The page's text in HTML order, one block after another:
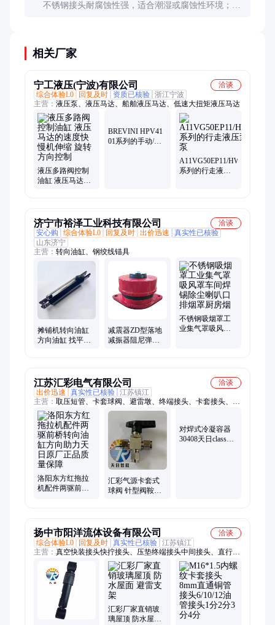
不锈钢接头耐腐蚀性强，适合潮湿或腐蚀性环境；合
相关厂家
宁工液压(宁波)有限公司
洽谈
综合体验L0
回复及时 资质已核验 浙江宁波
主营： 液压泵、液压马达、船舶液压马达、低速大扭矩液压马达
液压多路阀控制
油缸 液压马达的
BREVINI HPV41
01系列的手动/电
A11VG50EP11/HW/HZ/EZ/DA
系列的行走液压
济宁市裕泽工业科技有限公司
洽谈
安心购
综合体验L0 回复及时 出价迅速
真实性已核验
山东济宁
主营： 转向油缸、钢绞线锚具
摊铺机转向油缸
方向油缸 找平提
减震器ZD型落地
减振器阻尼弹簧
不锈钢吸烟罩工
业集气罩吸风罩
江苏汇彩电气有限公司
洽谈
出价迅速
真实性已核验 江苏镇江
主营： 取压短管、卡套球阀、避雷墩、终端接头、卡套接头、防
雷墩支架、PVC防雷支架、TPO避雷墩支座、三防灯、母线槽、
彩钢桥架、等电位联接箱、防爆灯、玻璃钢复合桥架、小品灯、
三阀组、升降灯具、取样短管、护线套管、气源分配器、航空障
碍灯、太阳能杀虫灯、网络网格桥架、模压模锻阀门、冷凝容器
洛阳东方红拖拉
机配件两驱前桥
汇彩气源卡套式
球阀 针型阀鞍山
螺纹球阀 异径球
阀
对焊式冷凝容器
30408天日class
扬中市阳洋流体设备有限公司
洽谈
综合体验L0
回复及时 真实性已核验 江苏镇江
主营： 真空快装接头快拧接头、压垫终端接头中间接头、直行联
接头热电偶接头、针型阀
汇彩厂家直销玻
璃屋顶 防水屋面